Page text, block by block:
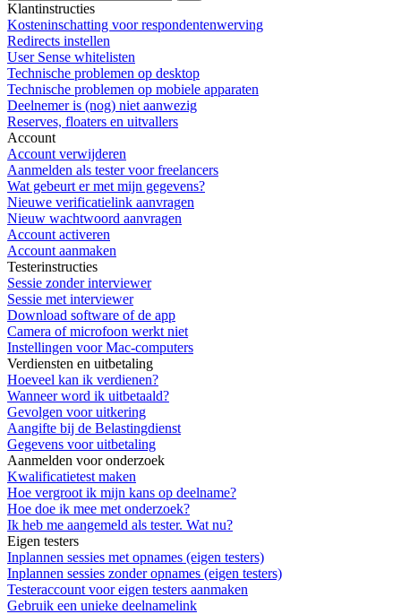
Klantinstructies
Kosteninschatting voor respondentenwerving
Redirects instellen
User Sense whitelisten
Technische problemen op desktop
Technische problemen op mobiele apparaten
Deelnemer is (nog) niet aanwezig
Reserves, floaters en uitvallers
Account
Account verwijderen
Aanmelden als tester voor freelancers
Wat gebeurt er met mijn gegevens?
Nieuwe verificatielink aanvragen
Nieuw wachtwoord aanvragen
Account activeren
Account aanmaken
Testerinstructies
Sessie zonder interviewer
Sessie met interviewer
Download software of de app
Camera of microfoon werkt niet
Instellingen voor Mac-computers
Verdiensten en uitbetaling
Hoeveel kan ik verdienen?
Wanneer word ik uitbetaald?
Gevolgen voor uitkering
Aangifte bij de Belastingdienst
Gegevens voor uitbetaling
Aanmelden voor onderzoek
Kwalificatietest maken
Hoe vergroot ik mijn kans op deelname?
Hoe doe ik mee met onderzoek?
Ik heb me aangemeld als tester. Wat nu?
Eigen testers
Inplannen sessies met opnames (eigen testers)
Inplannen sessies zonder opnames (eigen testers)
Testeraccount voor eigen testers aanmaken
Gebruik een unieke deelnamelink